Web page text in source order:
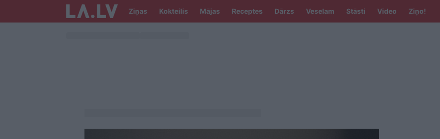
Ziņas Kokteilis Mājas Receptes Dārzs Veselam Stāsti Video Ziņo!